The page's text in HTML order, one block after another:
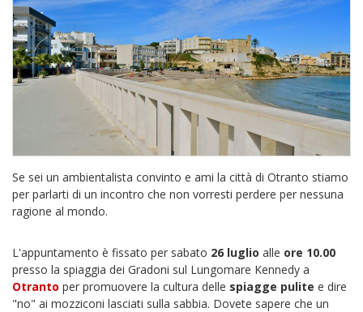
Se sei un ambientalista convinto e ami la città di Otranto stiamo
per parlarti di un incontro che non vorresti perdere per nessuna
ragione al mondo.
L'appuntamento è fissato per sabato 26 luglio alle ore 10.00
presso la spiaggia dei Gradoni sul Lungomare Kennedy a
Otranto per promuovere la cultura delle spiagge pulite e dire
"no" ai mozziconi lasciati sulla sabbia. Dovete sapere che un